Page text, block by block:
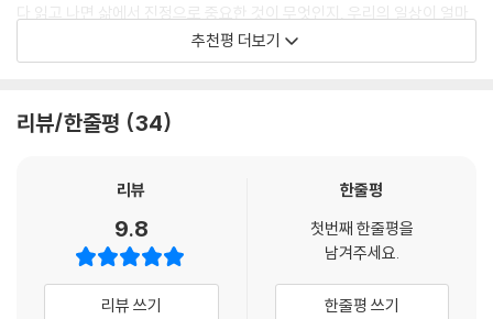
도, 축구 연습을 할 수도, 옷도 마음대로 입을 수 없다. 토니와 함께 놀 또래
친구도 없다. 엄마 역시 호텔의 과도한 친절과 격식에 좀처럼 적응되지 않
는다. 결국 두 사람은 이 호텔이 자신들에게 맞지 않다는 것을 깨닫고 휴가
사실은 내 것이 아님을 깨달았을 때, 누군가는 그 행운을 놓치기 싫어 끝까
이 계속 소나무숲 호텔에 남았다면 어땠을까. 맞지 않은 옷을 입은 것처럼
거슬리고 갑갑한 여름휴가를 보내고 있지 않았을까. 『토니:축 당첨! 여름
휴가』는 자신에게 맞지 않는 상황을 빠르게 벗어던지고 나면 새로운 방법
과 방향을 찾을 수 있다는 사실을 우리에게 전한다. 소나무숲 호텔을 떠나
훨씬 더 즐거운 여름을 보내게 된 토니와 엄마처럼 말이다.
다 읽고 나면 삶에서 진정으로 중요한 것이 무엇인지, 우리의 일상이 얼마
나 소중한 것인지를 어렴풋이나마 알게 될 것이다. 마음 깊은 곳에서 느껴
지는 훈훈함과 따뜻함은 덤으로!
- 「바디쉐 차이퉁(독일 일간지)」
필립 베히터 특유의 선, 위트, 매력으로 가득한 만화. 남녀노소 모든 독자를
- DLF (독일 공영 라디오 방송국)
추천평 더보기
리뷰/한줄평 34
리뷰
9.8
리뷰 쓰기
한줄평
첫번째 한줄평을
남겨주세요.
한줄평 쓰기